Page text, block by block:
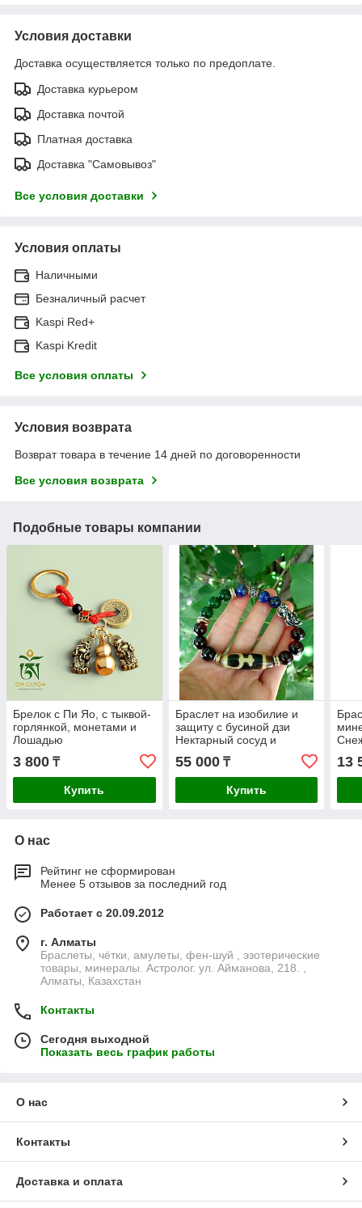
Условия доставки
Доставка осуществляется только по предоплате.
Доставка курьером
Доставка почтой
Платная доставка
Доставка "Самовывоз"
Все условия доставки
Условия оплаты
Наличными
Безналичный расчет
Kaspi Red+
Kaspi Kredit
Все условия оплаты
Условия возврата
Возврат товара в течение 14 дней по договоренности
Все условия возврата
Подобные товары компании
Брелок с Пи Яо, с тыквой-
горлянкой, монетами и
Лошадью
3 800 ₸
Купить
Браслет на изобилие и
защиту с бусиной дзи
Нектарный сосуд и
Снежным Львом Пи яо
55 000₸
Купить
13
О нас
Рейтинг не сформирован
Менее 5 отзывов за последний год
Работает с 20.09.2012
г. Алматы
Браслеты, чётки, амулеты, фен-шуй , эзотерические
товары, минералы. Астролог. ул. Айманова, 218. ,
Алматы, Казахстан
Контакты
Сегодня выходной
Показать весь график работы
О нас
Контакты
Доставка и оплата